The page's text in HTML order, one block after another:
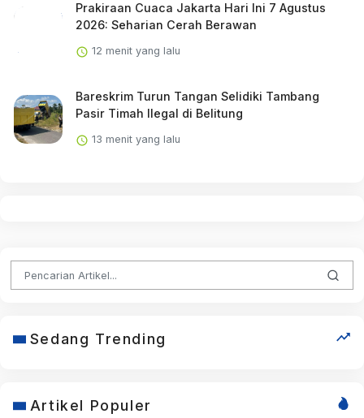
Prakiraan Cuaca Jakarta Hari Ini 7 Agustus
2026: Seharian Cerah Berawan
12 menit yang lalu
Bareskrim Turun Tangan Selidiki Tambang
Pasir Timah Ilegal di Belitung
13 menit yang lalu
Sedang Trending
Artikel Populer